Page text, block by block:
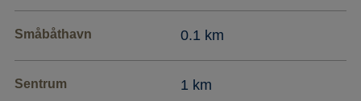
Småbåthavn 0.1 km
Sentrum 1 km